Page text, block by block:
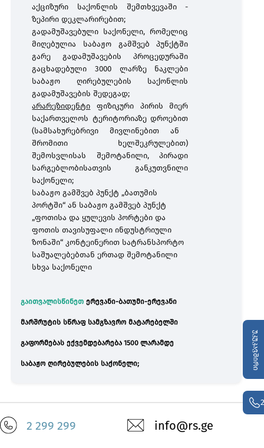
უკუკავშირი
აქციზური
საქონლის შემთხვევაში-
ზეპირი დეკლარირებით;
გადამუშავებული საქონელი, რომელიც
მიღებულია საბაჟო გამშვებ პუნქტში
გარე გადამუშავების პროცედურაში
გაცხადებული 3000 ლარზე ნაკლები
საბაჟო ღირებულების საქონლის
გადამუშავების შედეგად;
არარეზიდენტი
ფიზიკური პირის
მიერ
საქართველოს ტერიტორიაზე დროებით
(სამსახურებრივი მივლინებით
ან
შრომითი
ხელშეკრულებით)
შემოსვლისას
შემოტანილი,პირადი
სარგებლობისათვის
განკუთვნილი
საქონელი;
საბაჟო გამშვებ პუნქტ „ბათუმის
პორტში“ან საბაჟო გამშვებ პუნქტ
„ფოთისა და ყულევის პორტები და
ფოთის თავისუფალი ინდუსტრიული
ზონაში“კონტეინერით სატრანსპორტო
საშუალებებთან ერთად შემოტანილი
სხვა საქონელი
გაითვალისწინეთ ერევანი-ბათუმი-ერევანი
მარშრუტის სწრაფ სამგზავრო მატარებელში
გაფორმებას ექვემდებარება1500 ლარამდე
საბაჟო ღირებულების საქონელი;
info@rs.ge
2 299 299